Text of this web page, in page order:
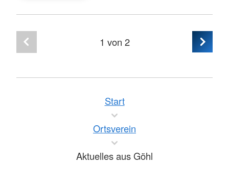
1 von 2
Start
Ortsverein
Aktuelles aus Göhl